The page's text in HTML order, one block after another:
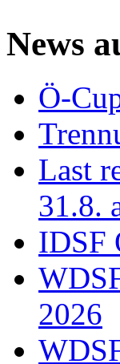
News
Ö-
Last
31.8.
IDSF
2026